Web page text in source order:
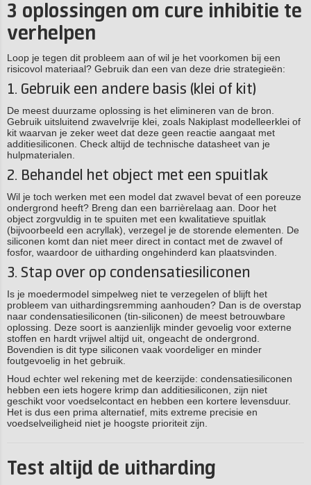
3 oplossingen om cure inhibitie te
verhelpen
Loop je tegen dit probleem aan of wil je het voorkomen bij een
risicovol materiaal? Gebruik dan een van deze drie strategieën:
1. Gebruik een andere basis (klei of kit)
De meest duurzame oplossing is het elimineren van de bron.
Gebruik uitsluitend zwavelvrije klei, zoals Nakiplast modelleerklei of
kit waarvan je zeker weet dat deze geen reactie aangaat met
additiesiliconen. Check altijd de technische datasheet van je
hulpmaterialen.
2. Behandel het object met een spuitlak
Wil je toch werken met een model dat zwavel bevat of een poreuze
ondergrond heeft? Breng dan een barrièrelaag aan. Door het
object zorgvuldig in te spuiten met een kwalitatieve spuitlak
(bijvoorbeeld een acryllak), verzegel je de storende elementen. De
siliconen komt dan niet meer direct in contact met de zwavel of
fosfor, waardoor de uitharding ongehinderd kan plaatsvinden.
3. Stap over op condensatiesiliconen
Is je moedermodel simpelweg niet te verzegelen of blijft het
probleem van uithardingsremming aanhouden? Dan is de overstap
naar condensatiesiliconen (tin-siliconen) de meest betrouwbare
oplossing. Deze soort is aanzienlijk minder gevoelig voor externe
stoffen en hardt vrijwel altijd uit, ongeacht de ondergrond.
Bovendien is dit type siliconen vaak voordeliger en minder
foutgevoelig in het gebruik.
Houd echter wel rekening met de keerzijde: condensatiesiliconen
hebben een iets hogere krimp dan additiesiliconen, zijn niet
geschikt voor voedselcontact en hebben een kortere levensduur.
Het is dus een prima alternatief, mits extreme precisie en
voedselveiligheid niet je hoogste prioriteit zijn.
Test altijd de uitharding